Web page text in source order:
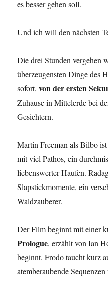
es besser gehen soll.
Und ich will den nächsten
Die drei Stunden vergehen
überzeugensten Dinge des
sofort,von der ersten
Zuhause in Mittelerde bei
Gesichtern.
Martin Freeman als Bilbo
mit viel Pathos, ein
liebenswerter Haufen.
Slapstickmomente, ein
Waldzauberer.
Der Film beginnt mit einer
Prologue, erzählt von Ian
beginnt. Frodo taucht kurz
atemberaubende